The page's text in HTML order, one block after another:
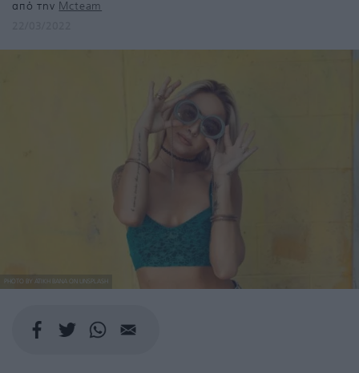
από την Mcteam
PHOTO BY ATIKH BANA ON UNSPLASH